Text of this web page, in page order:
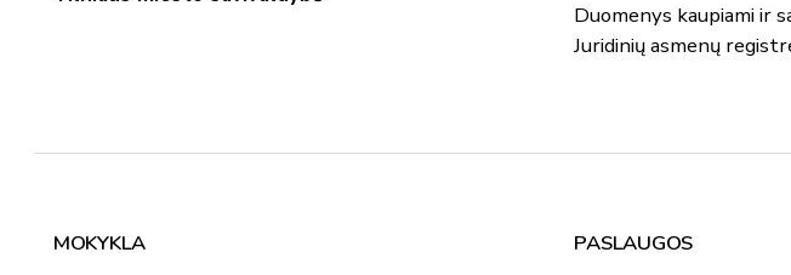
Duomenys kaupiami ir
Juridinių asmenų
MOKYKLA
PASLAUGOS